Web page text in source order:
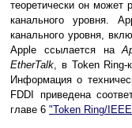
теоретически он может
канального уровня.
канального уровня,
Apple ссылается на
EtherTalk, в Тоkеn Ring-
Информация о
FDDI приведена
главе 6 "Token Ring/